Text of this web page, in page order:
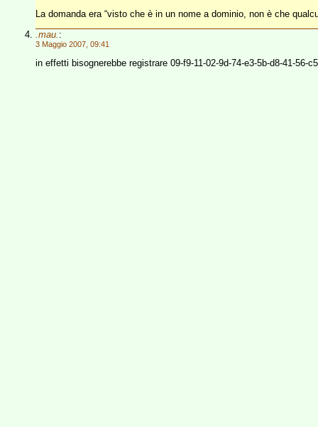
La domanda era “visto che è in un nome a dominio, non è che
.mau. :
3 Maggio 2007, 09:41
in effetti bisognerebbe registrare 09-f9-11-02-9d-74-e3-5b-d8-41-56-